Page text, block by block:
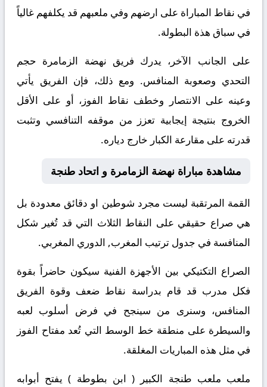
في نقاط المباراة على ارضهم وفي ملعبهم قد يكلفهم غالياً
في سباق هذة البطولة.
على الجانب الآخر، يدرك فريق نهضة الزمامرة حجم
التحدي وصعوبة المنافس. ومع ذلك، فإن الفريق يأتي
وعينه على الانتصار وخطف نقاط الفوز، أو على الأقل
الخروج بنتيجة إيجابية تعزز من موقفه التنافسي وتثبت
قدرته على مقارعة الكبار خارج دياره.
مشاهدة مباراة نهضة الزمامرة و اتحاد طنجة
القمة المرتقبة ليست مجرد شوطين او دقائق معدودة بل
هي صراع حقيقي على النقاط الثلاث التي قد تُغير شكل
المنافسة في جدول ترتيب المغرب, الدوري المغربي.
الصراع التكتيكي بين الأجهزة الفنية سيكون حاضراً بقوة
فكل مدرب قد قام بدراسة نقاط ضعف وقوة الفريق
المنافس، وسنرى من سينجح في فرض أسلوب لعبه
والسيطرة على منطقة خط الوسط التي تُعد مفتاح الفوز
في مثل هذه المباريات المغلقة.
ملعب ملعب طنجة الكبير ( ابن بطوطة ) يفتح أبوابه